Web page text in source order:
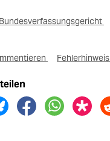
Fehlerhinweis